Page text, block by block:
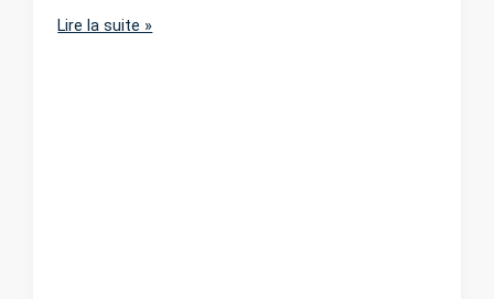
Aske
Lire la suite »